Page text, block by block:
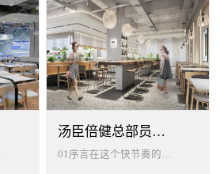
传统与创新在这里交织碰撞...
汤臣倍健总部员工餐厅设计
01序言在这个快节奏的时代工作压力如同无形的紧箍让大家的生活几乎被工作填满现代企业也越来越重视员工的身心健康所以我们始终...